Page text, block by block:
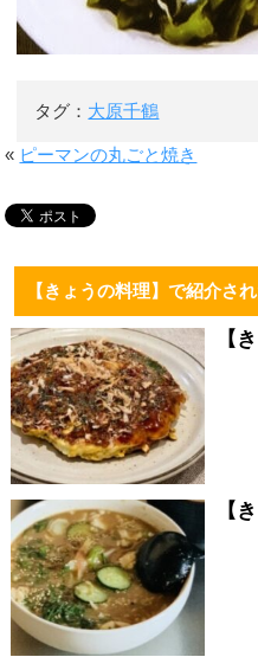
タグ： 大原千鶴
« ピーマンの丸ごと焼き
【きょうの料理】で紹介さ
【
【